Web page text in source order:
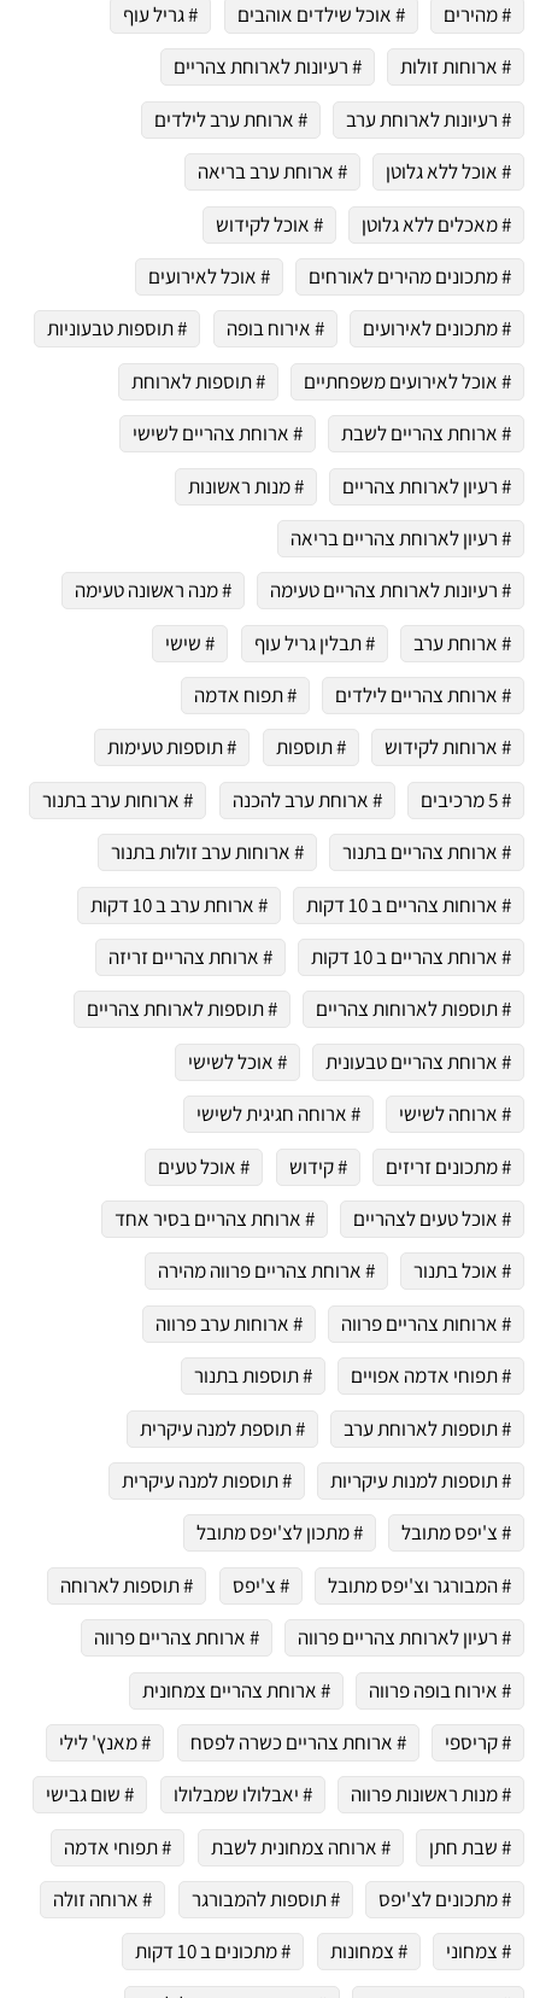
# מהירים
# אוכל שילדים אוהבים
# גריל עוף
# ארוחות זולות
# רעיונות לארוחת צהריים
# רעיונות לארוחת ערב
# ארוחת ערב לילדים
# אוכל ללא גלוטן
# ארוחת ערב בריאה
# מאכלים ללא גלוטן
# אוכל לקידוש
# מתכונים מהירים לאורחים
# אוכל לאירועים
# מתכונים לאירועים
# אירוח בופה
# תוספות טבעוניות
# אוכל לאירועים משפחתיים
# תוספות לארוחת
# ארוחת צהריים לשבת
# ארוחת צהריים לשישי
# רעיון לארוחת צהריים
# מנות ראשונות
# רעיון לארוחת צהריים בריאה
# רעיונות לארוחת צהריים טעימה
# מנה ראשונה טעימה
# ארוחת ערב
# תבלין גריל עוף
# שישי
# ארוחת צהריים לילדים
# תפוח אדמה
# ארוחות לקידוש
# תוספות
# תוספות טעימות
# 5 מרכיבים
# ארוחת ערב להכנה
# ארוחות ערב בתנור
# ארוחת צהריים בתנור
# ארוחות ערב זולות בתנור
# ארוחות צהריים ב 10 דקות
# ארוחת ערב ב 10 דקות
# ארוחת צהריים ב 10 דקות
# ארוחת צהריים זריזה
# תוספות לארוחות צהריים
# תוספות לארוחת צהריים
# ארוחת צהריים טבעונית
# אוכל לשישי
# ארוחה לשישי
# ארוחה חגיגית לשישי
# מתכונים זריזים
# קידוש
# אוכל טעים
# אוכל טעים לצהריים
# ארוחת צהריים בסיר אחד
# אוכל בתנור
# ארוחת צהריים פרווה מהירה
# ארוחות צהריים פרווה
# ארוחות ערב פרווה
# תפוחי אדמה אפויים
# תוספות בתנור
# תוספות לארוחת ערב
# תוספת למנה עיקרית
# תוספות למנות עיקריות
# תוספות למנה עיקרית
# צ'יפס מתובל
# מתכון לצ'יפס מתובל
# המבורגר וצ'יפס מתובל
# צ'יפס
# תוספות לארוחה
# רעיון לארוחת צהריים פרווה
# ארוחת צהריים פרווה
# אירוח בופה פרווה
# ארוחת צהריים צמחונית
# קריספי
# ארוחת צהריים כשרה לפסח
# מאנץ' לילי
# מנות ראשונות פרווה
# יאבלולו שמבלולו
# שום גבישי
# שבת חתן
# ארוחה צמחונית לשבת
# תפוחי אדמה
# מתכונים לצ'יפס
# תוספות להמבורגר
# ארוחה זולה
# צמחוני
# צמחונות
# מתכונים ב 10 דקות